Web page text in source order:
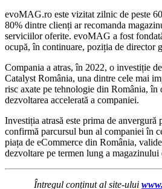
evoMAG.ro este vizitat zilnic de peste
80% dintre clienți ar recomanda
serviciilor oferite. evoMAG a fost
ocupă, în continuare, poziția de director
Compania a atras, în 2022, o investiție
Catalyst România, una dintre cele mai
risc axate pe tehnologie din România, în
dezvoltarea accelerată a companiei.
Investiția atrasă este prima de
confirmă parcursul bun al companiei în
piața de eCommerce din România,
dezvoltare pe termen lung a magazinului
Întregul conținut al site-ului